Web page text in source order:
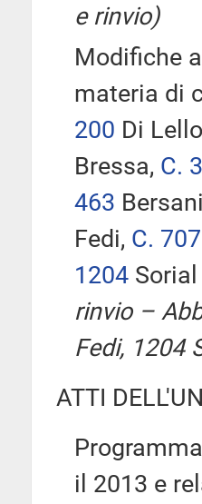
e rinvio)
Modifiche
materia di
200 Di
Bressa, C.
463
Fedi, C. 707
1204
rinvio –
Fedi, 1204
ATTI
il 2013 e